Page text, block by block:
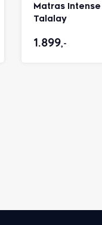
Matras Intense
Talalay
1.899,-